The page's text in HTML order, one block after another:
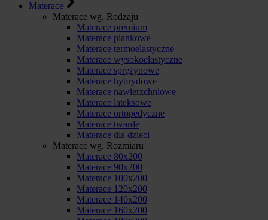
Materace
Materace wg. Rodzaju
Materace premium
Materace piankowe
Materace termoelastyczne
Materace wysokoelastyczne
Materace sprężynowe
Materace hybrydowe
Materace nawierzchniowe
Materace lateksowe
Materace ortopedyczne
Materace twarde
Materace dla dzieci
Materace wg. Rozmiaru
Materace 80x200
Materace 90x200
Materace 100x200
Materace 120x200
Materace 140x200
Materace 160x200